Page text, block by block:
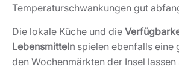
Temperaturschwankungen gut
Die lokale Küche und die
Lebensmitteln spielen ebenfalls eine
den Wochenmärkten der Insel